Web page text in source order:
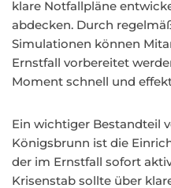
klare Notfallpläne
abdecken. Durch
Simulationen können
Ernstfall vorbereitet
Moment schnell und
Ein wichtiger Bestandteil
Königsbrunn ist die
der im Ernstfall sofort
Krisenstab sollte über